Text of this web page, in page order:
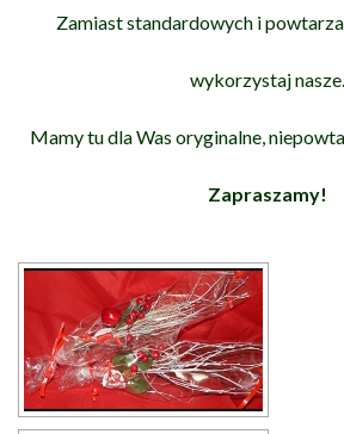
Zamiast standardowych i
wykorzystaj nasze.
Mamy tu dla Was oryginalne,
Zapraszamy!